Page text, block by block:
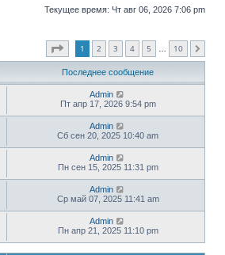
Текущее время: Чт авг 06, 2026 7:06 pm
Страница из10
1 2 3 4 5 10
Последнее сообщение
Admin
Пт апр 17, 2026 9:54 pm
Admin
Сб сен 20, 2025 10:40 am
Admin
Пн сен 15, 2025 11:31 pm
Admin
Ср май 07, 2025 11:41 am
Admin
Пн апр 21, 2025 11:10 pm